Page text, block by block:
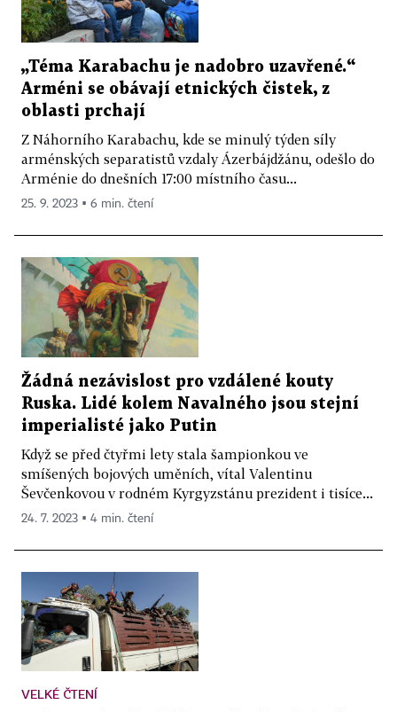
„Téma Karabachu je nadobro uzavřené.“
Arméni se obávají etnických čistek, z
oblasti prchají
Z Náhorního Karabachu, kde se minulý týden síly
arménských separatistů vzdaly Ázerbájdžánu, odešlo do
Arménie do dnešních 17:00 místního času...
25. 9. 2023 ▪ 6 min. čtení
Žádná nezávislost pro vzdálené kouty
Ruska. Lidé kolem Navalného jsou stejní
imperialisté jako Putin
Když se před čtyřmi lety stala šampionkou ve
smíšených bojových uměních, vítal Valentinu
Ševčenkovou v rodném Kyrgyzstánu prezident i tisíce...
24. 7. 2023 ▪ 4 min. čtení
VELKÉ ČTENÍ